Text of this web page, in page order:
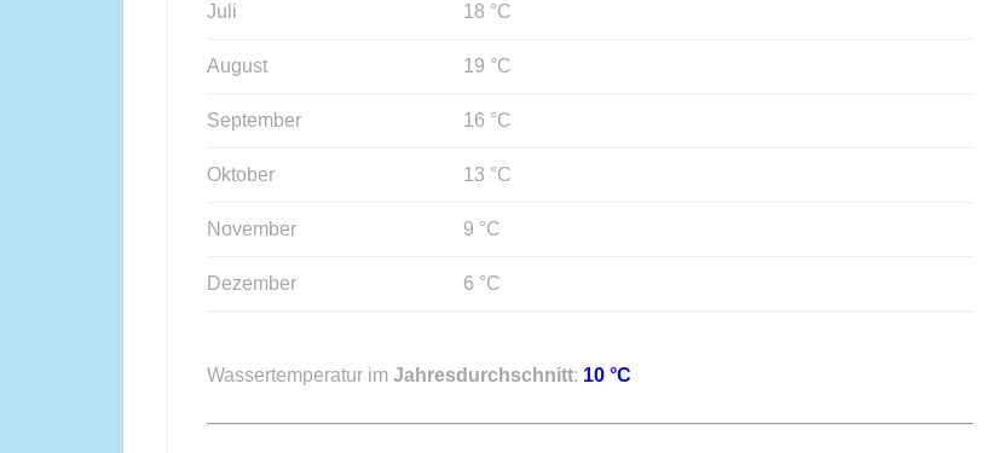
Juli 18 °C
August 19 °C
September 16 °C
Oktober 13 °C
November 9 °C
Dezember 6 °C
Wassertemperatur im Jahresdurchschnitt: 10 °C